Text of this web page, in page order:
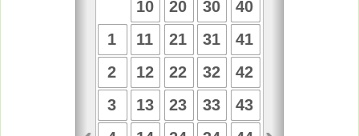
10 20 30
40
1
11 21 31
41
2
12 22 32
42
3
13 23 33
43